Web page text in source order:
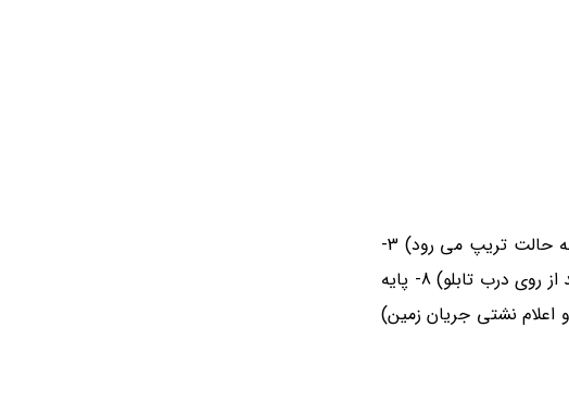
1- کنتاکت های کمکی ( مشابه کنتاکت های کنتاکتور) 2- کنتاکت خطا (برای استفاده در زمان وقوع خطای اضافه بار که کلید به حالت تریپ می رود) 3-
رله شنت 4- رله آندر ولتاژ 5- موتور ( جهت راه اندازی اتوماتیک و از راه دور) 6- شمش باس 7- دسته گردان ( برای کنترل کلید از روی درب تابلو) 8- پایه
جریان ( برای اندازه گیری و اعلام نشتی جریان زمین)